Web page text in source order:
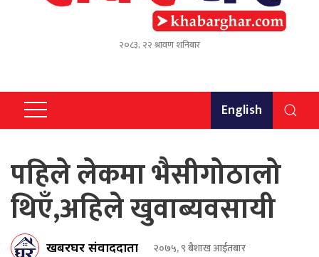
२०८३, २२ श्रावण शनिबार
English
पहिले लेकमा भैसीगोठालो
थिएँ,अहिले खुवाब्यवसायी
खबरघर संवाददाता २०७५, ९ बैशाख आईतबार